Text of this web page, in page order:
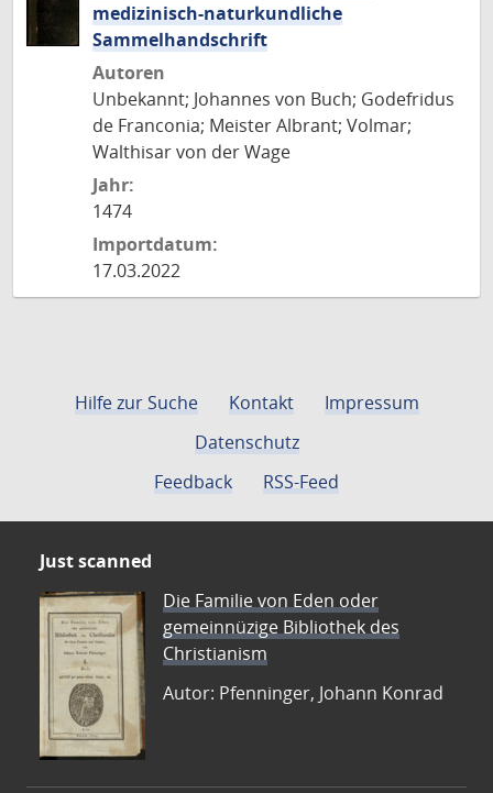
medizinisch-naturkundliche
Sammelhandschrift
Autoren
Unbekannt; Johannes von Buch; Godefridus
de Franconia; Meister Albrant; Volmar;
Walthisar von der Wage
Jahr:
1474
Importdatum:
17.03.2022
Hilfe zur Suche Kontakt
Impressum
Datenschutz
Feedback
RSS-Feed
Just scanned
Die Familie von Eden oder
gemeinnüzige Bibliothek des
Christianism
Autor: Pfenninger, Johann Konrad